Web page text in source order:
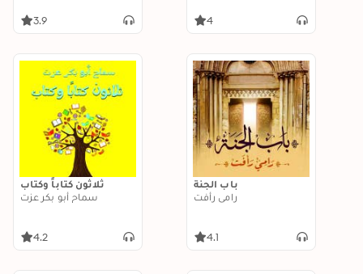
3.9 4
ثلاثون كتاباً وكتاب
سماح أبو بكر عزت
4.2
باب الجنة
رامي رأفت
4.1